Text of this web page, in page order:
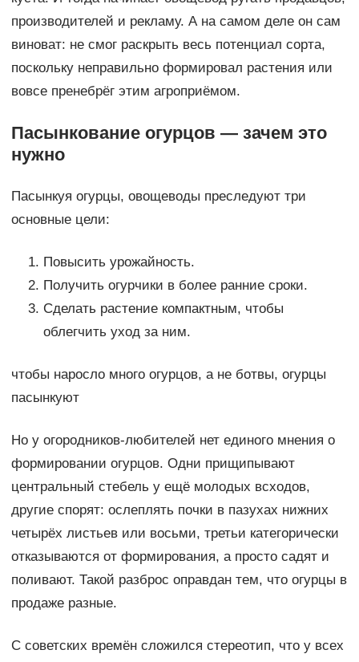
производителей и рекламу. А на самом деле он сам
виноват: не смог раскрыть весь потенциал сорта,
поскольку неправильно формировал растения или
вовсе пренебрёг этим агроприёмом.
Пасынкование огурцов — зачем это
нужно
Пасынкуя огурцы, овощеводы преследуют три
основные цели:
Повысить урожайность.
Получить огурчики в более ранние сроки.
Сделать растение компактным, чтобы
облегчить уход за ним.
чтобы наросло много огурцов, а не ботвы, огурцы
пасынкуют
Но у огородников-любителей нет единого мнения о
формировании огурцов. Одни прищипывают
центральный стебель у ещё молодых всходов,
другие спорят: ослеплять почки в пазухах нижних
четырёх листьев или восьми, третьи категорически
отказываются от формирования, а просто садят и
поливают. Такой разброс оправдан тем, что огурцы в
продаже разные.
С советских времён сложился стереотип, что у всех